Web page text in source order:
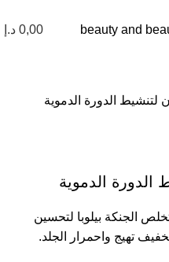
0,00 د.إ
لتنشيط الدورة الدموية
الدورة الدموية
الجنكة بيلوبا لتحسين
تهيج واحمرار الجلد.